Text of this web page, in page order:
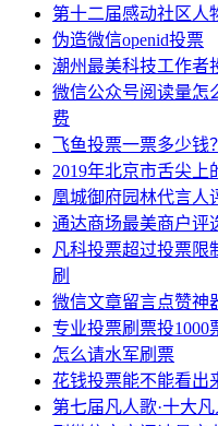
第十二届感动社区人
伪造微信openid投票
潮州最美科技工作者
微信公众号阅读量怎
费
飞鱼投票一票多少钱
2019年北京市舌尖
凰城御府园林代言人
通达商场最美商户评
凡科投票超过投票限
刷
微信文章留言点赞神
专业投票刷票投1000
怎么请水军刷票
花钱投票能不能看出
第七届凡人歌·十大